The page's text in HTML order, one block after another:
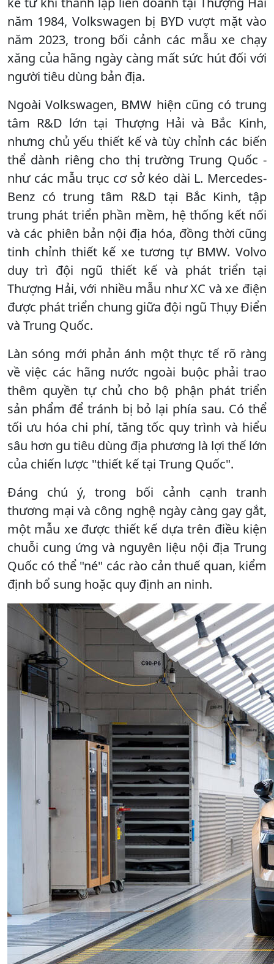
năm 1984, Volkswagen bị BYD vượt mặt vào
năm 2023, trong bối cảnh các mẫu xe chạy
xăng của hãng ngày càng mất sức hút đối với
người tiêu dùng bản địa.
Ngoài Volkswagen, BMW hiện cũng có trung
tâm R&D lớn tại Thượng Hải và Bắc Kinh,
nhưng chủ yếu thiết kế và tùy chỉnh các biến
thể dành riêng cho thị trường Trung Quốc -
như các mẫu trục cơ sở kéo dài L. Mercedes-
Benz có trung tâm R&D tại Bắc Kinh, tập
trung phát triển phần mềm, hệ thống kết nối
và các phiên bản nội địa hóa, đồng thời cũng
tinh chỉnh thiết kế xe tương tự BMW. Volvo
duy trì đội ngũ thiết kế và phát triển tại
Thượng Hải, với nhiều mẫu như XC và xe điện
được phát triển chung giữa đội ngũ Thụy Điển
và Trung Quốc.
Làn sóng mới phản ánh một thực tế rõ ràng
về việc các hãng nước ngoài buộc phải trao
thêm quyền tự chủ cho bộ phận phát triển
sản phẩm để tránh bị bỏ lại phía sau. Có thể
tối ưu hóa chi phí, tăng tốc quy trình và hiểu
sâu hơn gu tiêu dùng địa phương là lợi thế lớn
của chiến lược "thiết kế tại Trung Quốc".
Đáng chú ý, trong bối cảnh cạnh tranh
thương mại và công nghệ ngày càng gay gắt,
một mẫu xe được thiết kế dựa trên điều kiện
chuỗi cung ứng và nguyên liệu nội địa Trung
Quốc có thể "né" các rào cản thuế quan, kiểm
định bổ sung hoặc quy định an ninh.